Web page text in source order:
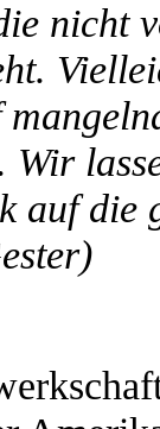
nicht
Wir
auf die